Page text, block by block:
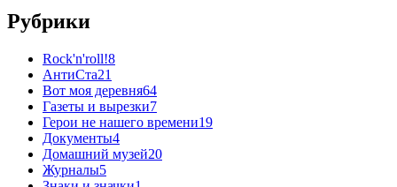
Рубрики
Rock'n'roll!8
АнтиСта21
Вот моя деревня64
Газеты и вырезки7
Герои не нашего времени19
Документы4
Домашний музей20
Журналы5